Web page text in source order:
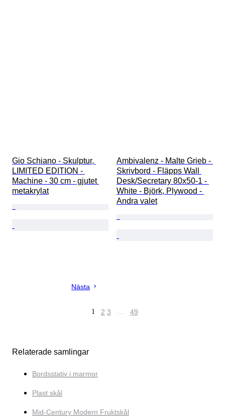
Gio Schiano - Skulptur,
LIMITED EDITION -
Machine - 30 cm - gjutet
metakrylat
Ambivalenz - Malte Grieb -
Skrivbord - Fläpps Wall
Desk/Secretary 80x50-1 -
White - Björk, Plywood -
Andra valet
Nästa
1 2 3 … 49
Relaterade samlingar
Bordsstativ i marmor
Plast skål
Mid-Century Modern Fruktskål